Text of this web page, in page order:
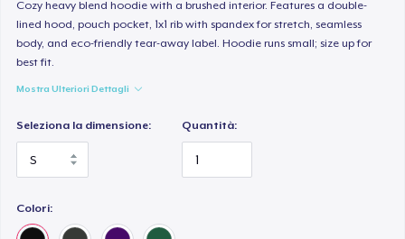
Cozy heavy blend hoodie with a brushed interior. Features a double-
lined hood, pouch pocket, 1x1 rib with spandex for stretch, seamless
body, and eco-friendly tear-away label. Hoodie runs small; size up for
best fit.
Mostra Ulteriori Dettagli
Seleziona la dimensione: Quantità:
Colori:
Comfort Colors 1717 | Classic Heavyweight T-Shirt
24,99 USD
30,99 USD